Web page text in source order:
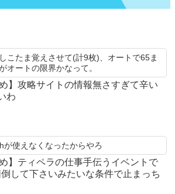
こたま覚えさせて(計9枚)、オートで65ま
オートの限界かなって。
】攻略サイトの情報無さすぎて辛い
わ
が使えなくなったからやろ
】ティペラの仕事手伝うイベントで
して下さいみたいな条件で止まっち